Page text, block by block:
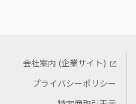
会社案内 (企業サイト)
プライバシーポリシー